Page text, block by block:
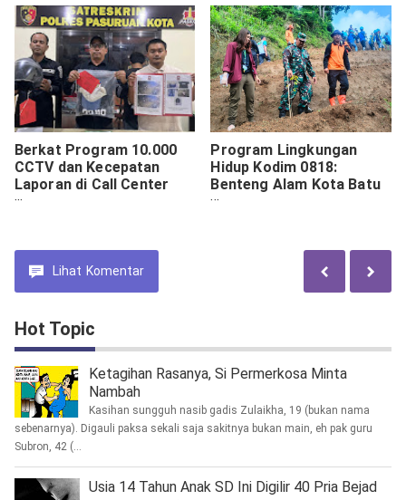
Berkat Program 10.000
CCTV dan Kecepatan
Laporan di Call Center
110 Tak Sampai 24 Jam
Program Lingkungan
Hidup Kodim 0818:
Benteng Alam Kota Batu
Dijaga Bersama
Lihat Komentar
Hot Topic
Ketagihan Rasanya, Si Permerkosa Minta
Nambah
Kasihan sungguh nasib gadis Zulaikha, 19 (bukan nama
sebenarnya). Digauli paksa sekali saja sakitnya bukan main, eh pak guru
Subron, 42 (...
Usia 14 Tahun Anak SD Ini Digilir 40 Pria Bejad